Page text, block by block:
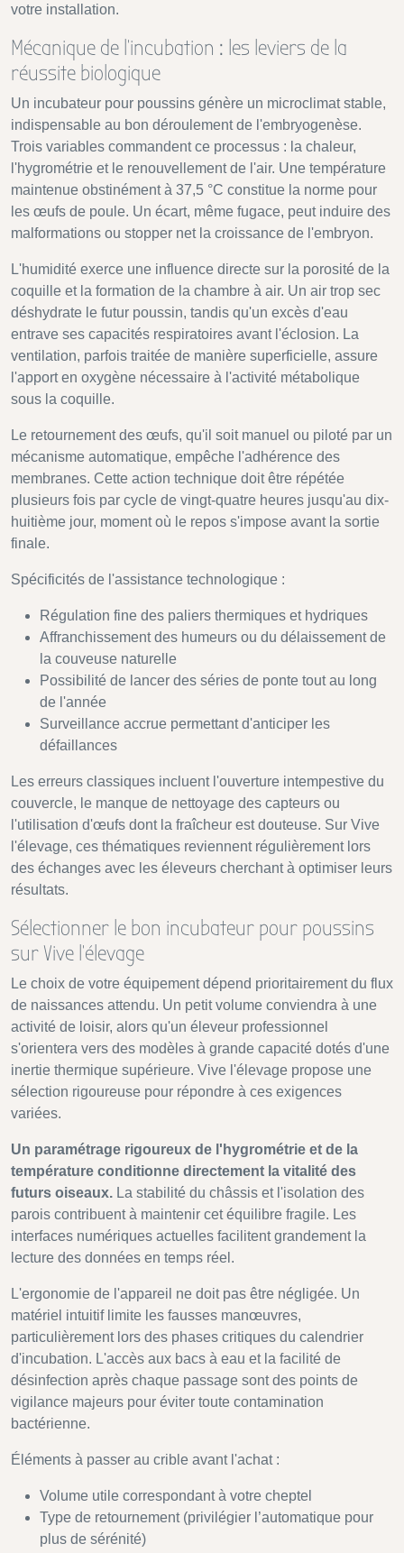
votre installation.
Mécanique de l'incubation : les leviers de la
réussite biologique
Un incubateur pour poussins génère un microclimat stable,
indispensable au bon déroulement de l'embryogenèse.
Trois variables commandent ce processus : la chaleur,
l'hygrométrie et le renouvellement de l'air. Une température
maintenue obstinément à 37,5 °C constitue la norme pour
les œufs de poule. Un écart, même fugace, peut induire des
malformations ou stopper net la croissance de l'embryon.
L'humidité exerce une influence directe sur la porosité de la
coquille et la formation de la chambre à air. Un air trop sec
déshydrate le futur poussin, tandis qu'un excès d'eau
entrave ses capacités respiratoires avant l'éclosion. La
ventilation, parfois traitée de manière superficielle, assure
l'apport en oxygène nécessaire à l'activité métabolique
sous la coquille.
Le retournement des œufs, qu'il soit manuel ou piloté par un
mécanisme automatique, empêche l'adhérence des
membranes. Cette action technique doit être répétée
plusieurs fois par cycle de vingt-quatre heures jusqu'au dix-
huitième jour, moment où le repos s'impose avant la sortie
finale.
Spécificités de l'assistance technologique :
Régulation fine des paliers thermiques et hydriques
Affranchissement des humeurs ou du délaissement de
la couveuse naturelle
Possibilité de lancer des séries de ponte tout au long
de l'année
Surveillance accrue permettant d'anticiper les
défaillances
Les erreurs classiques incluent l'ouverture intempestive du
couvercle, le manque de nettoyage des capteurs ou
l'utilisation d'œufs dont la fraîcheur est douteuse. Sur Vive
l'élevage, ces thématiques reviennent régulièrement lors
des échanges avec les éleveurs cherchant à optimiser leurs
résultats.
Sélectionner le bon incubateur pour poussins
sur Vive l'élevage
Le choix de votre équipement dépend prioritairement du flux
de naissances attendu. Un petit volume conviendra à une
activité de loisir, alors qu'un éleveur professionnel
s'orientera vers des modèles à grande capacité dotés d'une
inertie thermique supérieure. Vive l'élevage propose une
sélection rigoureuse pour répondre à ces exigences
variées.
Un paramétrage rigoureux de l'hygrométrie et de la
température conditionne directement la vitalité des
futurs oiseaux. La stabilité du châssis et l'isolation des
parois contribuent à maintenir cet équilibre fragile. Les
interfaces numériques actuelles facilitent grandement la
lecture des données en temps réel.
L'ergonomie de l'appareil ne doit pas être négligée. Un
matériel intuitif limite les fausses manœuvres,
particulièrement lors des phases critiques du calendrier
d'incubation. L'accès aux bacs à eau et la facilité de
désinfection après chaque passage sont des points de
vigilance majeurs pour éviter toute contamination
bactérienne.
Éléments à passer au crible avant l'achat :
Volume utile correspondant à votre cheptel
Type de retournement (privilégier l’automatique pour
plus de sérénité)